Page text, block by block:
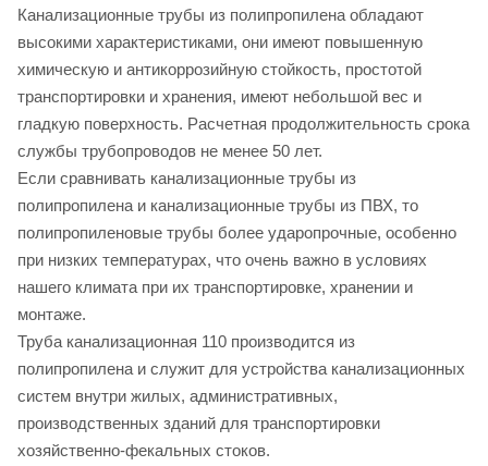
Канализационные трубы из полипропилена обладают
высокими характеристиками, они имеют повышенную
химическую и антикоррозийную стойкость, простотой
транспортировки и хранения, имеют небольшой вес и
гладкую поверхность. Расчетная продолжительность срока
службы трубопроводов не менее 50 лет.
Если сравнивать канализационные трубы из
полипропилена и канализационные трубы из ПВХ, то
полипропиленовые трубы более ударопрочные, особенно
при низких температурах, что очень важно в условиях
нашего климата при их транспортировке, хранении и
монтаже.
Труба канализационная 110 производится из
полипропилена и служит для устройства канализационных
систем внутри жилых, административных,
производственных зданий для транспортировки
хозяйственно-фекальных стоков.